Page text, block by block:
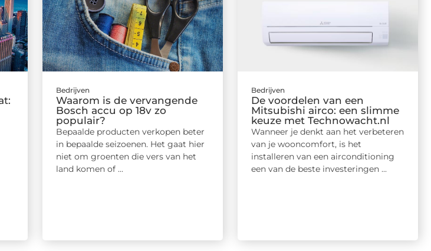
Bedrijven
Waarom is de vervangende
Bosch accu op 18v zo
populair?
Bepaalde producten verkopen beter
in bepaalde seizoenen. Het gaat hier
niet om groenten die vers van het
land komen of ...
Bedrijven
De voordelen van een
Mitsubishi airco: een slimme
keuze met Technowacht.nl
Wanneer je denkt aan het verbeteren
van je wooncomfort, is het
installeren van een airconditioning
een van de beste investeringen ...